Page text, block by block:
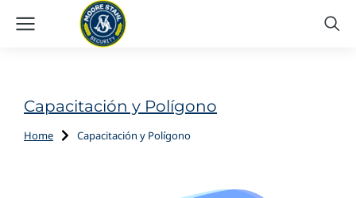
Capacitación y Polígono
You are here:
Home Capacitación y Polígono